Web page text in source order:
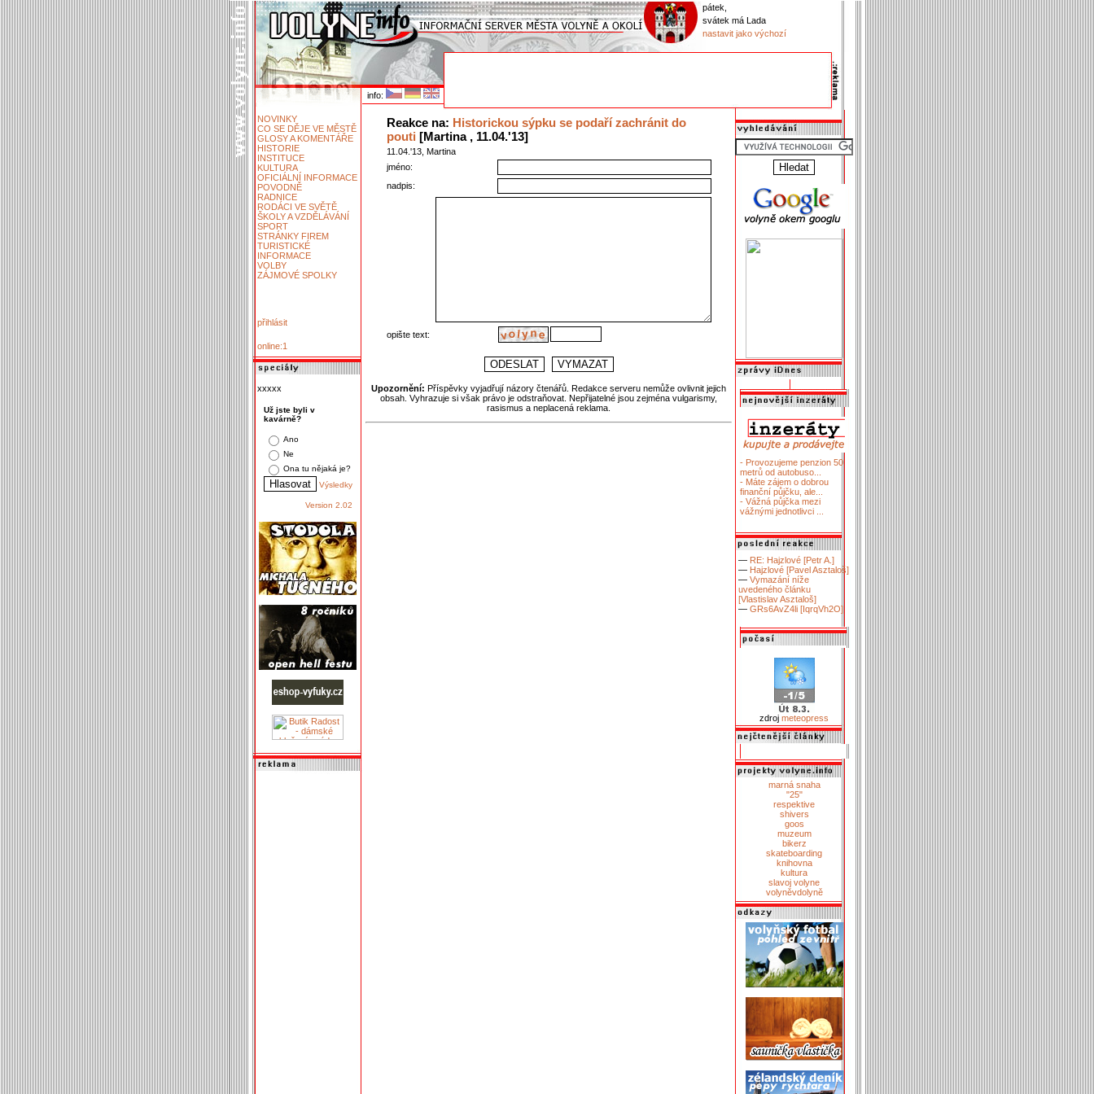
pátek,
svátek má Lada
nastavit jako výchozí
info:
NOVINKY
CO SE DĚJE VE MĚSTĚ
GLOSY A KOMENTÁŘE
HISTORIE
INSTITUCE
KULTURA
OFICIÁLNÍ INFORMACE
POVODNĚ
RADNICE
RODÁCI VE SVĚTĚ
ŠKOLY A VZDĚLÁVÁNÍ
SPORT
STRÁNKY FIREM
TURISTICKÉ
INFORMACE
VOLBY
ZÁJMOVÉ SPOLKY
přihlásit
online:1
xxxxx
Už jste byli v
kavárně?
Ano
Ne
Ona tu nějaká je?
Výsledky
Version 2.02
Reakce na: Historickou sýpku se podaří zachránit do
pouti [Martina , 11.04.'13]
11.04.'13, Martina
jméno:
nadpis:
opište text:
Upozornění: Příspěvky vyjadřují názory čtenářů. Redakce serveru nemůže ovlivnit jejich
obsah. Vyhrazuje si však právo je odstraňovat. Nepřijatelné jsou zejména vulgarismy,
rasismus a neplacená reklama.
- Provozujeme penzion 50
metrů od autobuso...
- Máte zájem o dobrou
finanční půjčku, ale...
- Vážná půjčka mezi
vážnými jednotlivci ...
— RE: Hajzlové [Petr A.]
— Hajzlové [Pavel Asztaloš]
— Vymazání níže
uvedeného článku
[Vlastislav Asztaloš]
— GRs6AvZ4li [IqrqVh2O]
zdroj meteopress
marná snaha
"25"
respektive
shivers
goos
muzeum
bikerz
skateboarding
knihovna
kultura
slavoj volyne
volyněvdolyně